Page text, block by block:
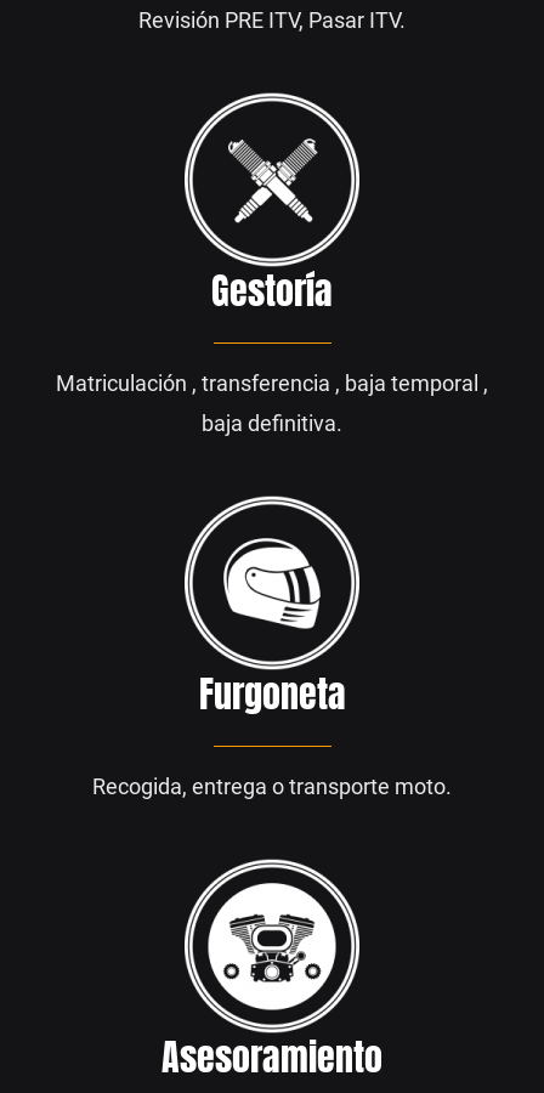
Revisión PRE ITV, Pasar ITV.
Gestoría
Matriculación , transferencia , baja temporal ,
baja definitiva.
Furgoneta
Recogida, entrega o transporte moto.
Asesoramiento